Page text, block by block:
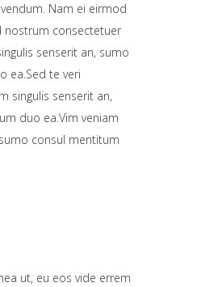
Nam ei eirmod
nostrum consectetuer
senserit an, sumo
ea.Sed te veri
singulis senserit an,
duo ea.Vim veniam
consul mentitum
ut, eu eos vide errem